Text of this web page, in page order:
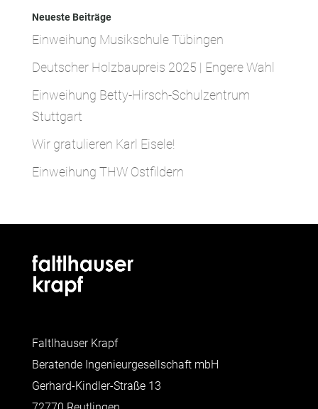
Neueste Beiträge
Einweihung Musikschule Tübingen
Deutscher Holzbaupreis 2025 | Engere Wahl
Einweihung Betty-Hirsch-Schulzentrum
Stuttgart
Wir gratulieren Karl Eisele!
Einweihung THW Ostfildern
Faltlhauser Krapf
Beratende Ingenieurgesellschaft mbH
Gerhard-Kindler-Straße 13